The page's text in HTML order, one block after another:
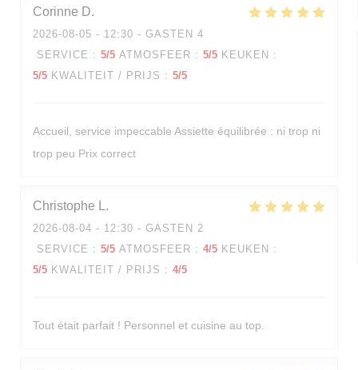
Corinne D
2026-08-05 - 12:30 - GASTEN 4
SERVICE : 5/5 ATMOSFEER : 5/5 KEUKEN :
5/5 KWALITEIT / PRIJS : 5/5
Accueil, service impeccable Assiette équilibrée : ni trop ni
trop peu Prix correct
Christophe L
2026-08-04 - 12:30 - GASTEN 2
SERVICE : 5/5 ATMOSFEER : 4/5 KEUKEN :
5/5 KWALITEIT / PRIJS : 4/5
Tout était parfait ! Personnel et cuisine au top.